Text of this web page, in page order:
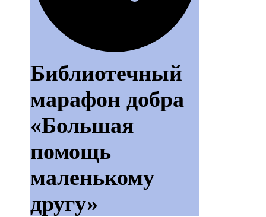
Библиотечный
марафон добра
«Большая
помощь
маленькому
другу»